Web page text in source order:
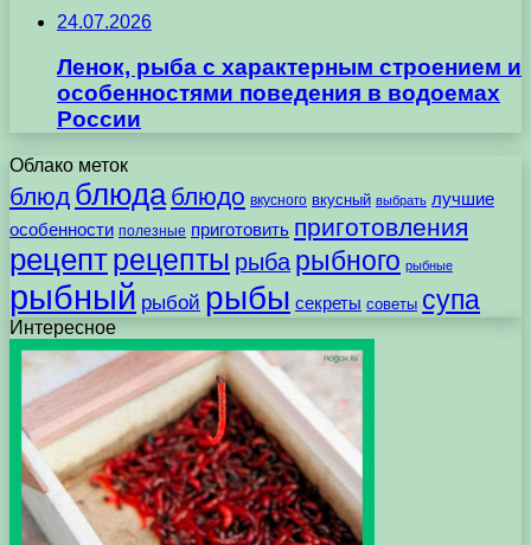
24.07.2026
Ленок, рыба с характерным строением и
особенностями поведения в водоемах
России
Облако меток
блюд блюда блюдо вкусного вкусный выбрать лучшие
особенности полезные приготовить приготовления
рецептрецепты рыба рыбного рыбные
рыбный рыбой рыбы секреты советы супа
Интересное